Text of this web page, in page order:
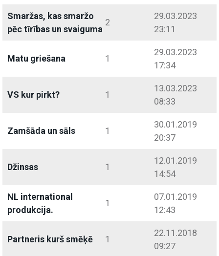
Smaržas, kas smaržo
pēc tīrības un svaiguma
2
29.03.2023
23:11
Matu griešana 1
29.03.2023
17:34
VS kur pirkt? 1
13.03.2023
08:33
Zamšāda un sāls 1
30.01.2019
20:37
Džinsas 1
12.01.2019
14:54
NL international
produkcija.
1
07.01.2019
12:43
Partneris kurš smēķē 1
22.11.2018
09:27